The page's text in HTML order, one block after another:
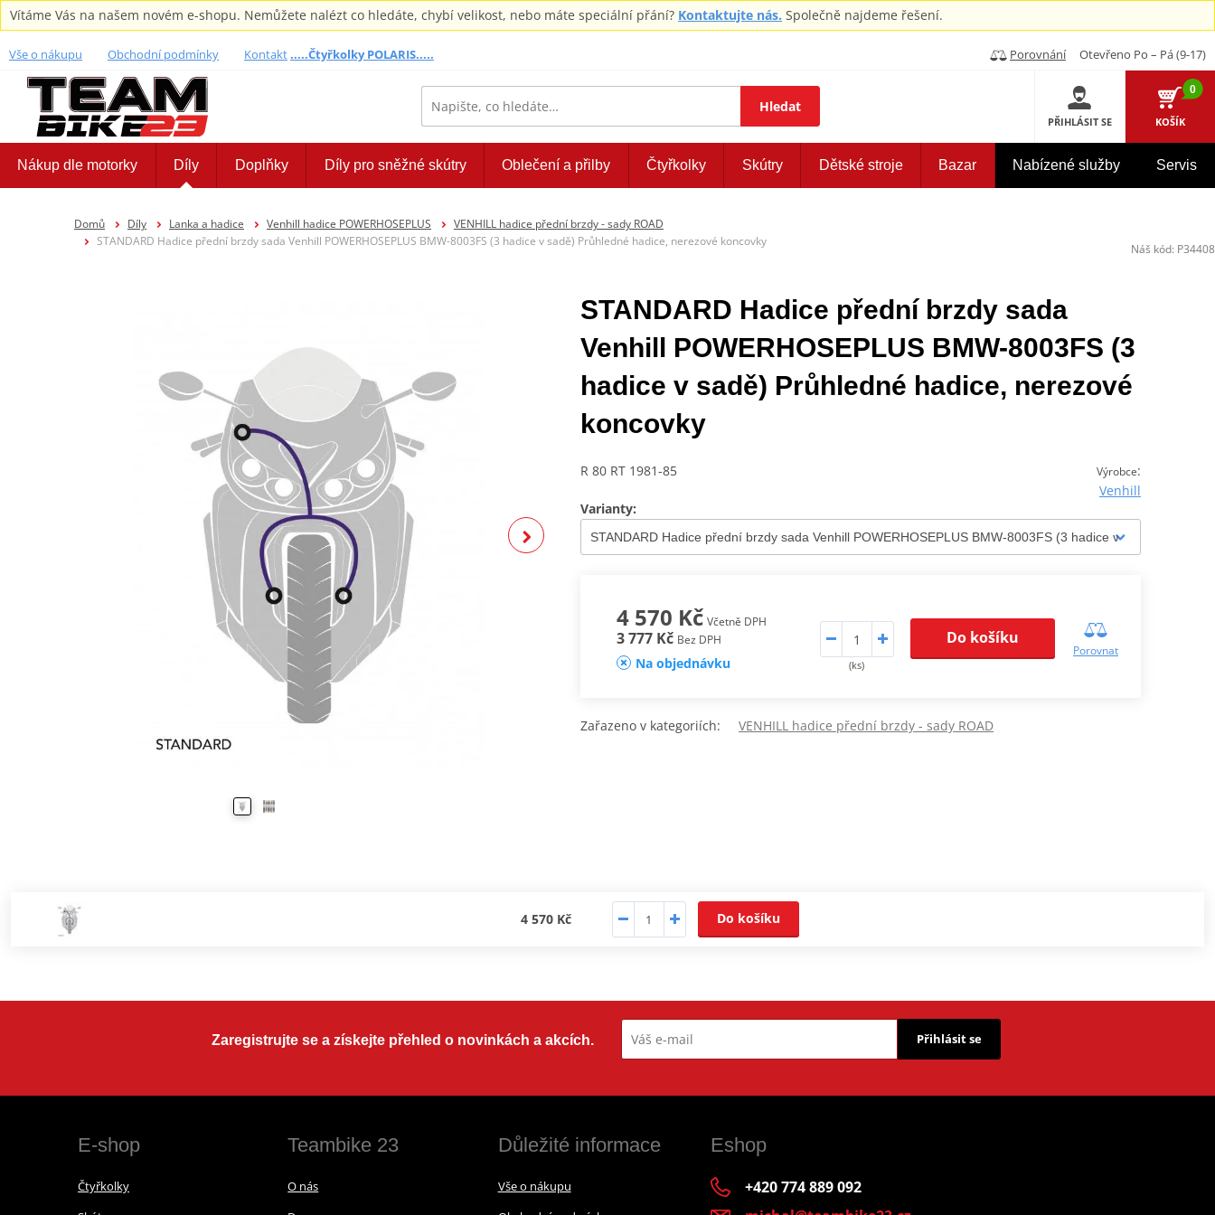
Vítáme Vás na našem novém e-shopu. Nemůžete nalézt co hledáte, chybí velikost, nebo máte speciální přání? Kontaktujte nás. Společně najdeme řešení.
Vše o nákupu Obchodní podmínky Kontakt.....Čtyřkolky POLARIS..... Porovnání Otevřeno Po – Pá (9-17)
Hledat
PŘIHLÁSIT SE
0
KOŠÍK
Nákup dle motorky Díly Doplňky Díly pro sněžné skútry Oblečení a přilby Čtyřkolky Skútry Dětské stroje Bazar Nabízené služby Servis
Domů Díly Lanka a hadice Venhill hadice POWERHOSEPLUS
VENHILL hadice přední brzdy - sady ROAD
STANDARD Hadice přední brzdy sada Venhill POWERHOSEPLUS BMW-8003FS (3 hadice v sadě) Průhledné hadice, nerezové koncovky
STANDARD Hadice přední brzdy sada
Venhill POWERHOSEPLUS BMW-8003FS (3
hadice v sadě) Průhledné hadice, nerezové
koncovky
Výrobce:
Venhill
R 80 RT 1981-85
Varianty:
4 570 Kč Včetně DPH
3 777 Kč Bez DPH
Na objednávku (ks)
Do košíku
Porovnat
Zařazeno v kategoriích: VENHILL hadice přední brzdy - sady ROAD
4 570 Kč Do košíku
Náš kód: P34408
Zaregistrujte se a získejte přehled o novinkách a akcích. Přihlásit se
E-shop
Čtyřkolky
Teambike 23
O nás
Důležité informace
Vše o nákupu
Eshop
+420 774 889 092